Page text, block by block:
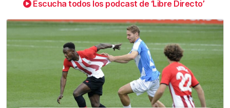
Escucha todos los podcast de ‘Libre Directo’